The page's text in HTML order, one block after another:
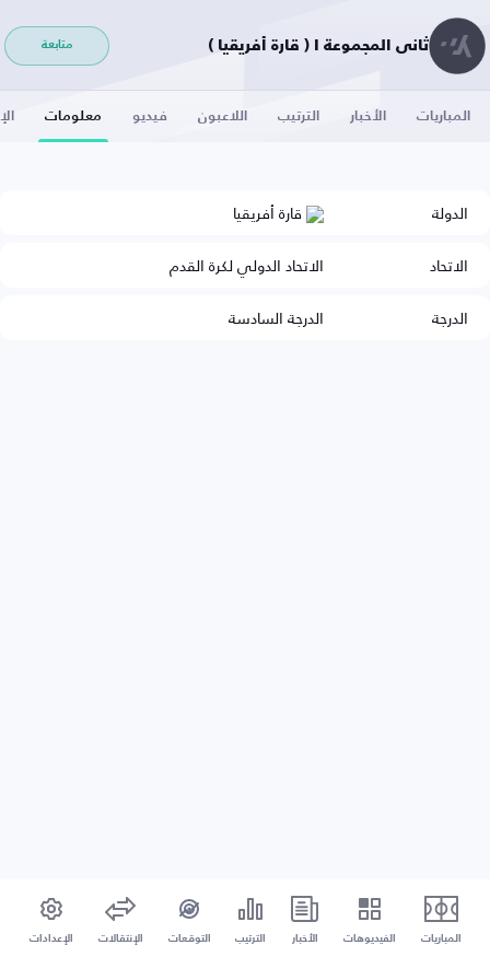
ثاني المجموعة I ( قارة أفريقيا ) متابعة
المباريات الأخبار الترتيب اللاعبون فيديو معلومات
الدولة
قارة أفريقيا
الاتحاد
الاتحاد الدولي لكرة القدم
الدرجة
الدرجة السادسة
المباريات الفيديوهات الأخبار الترتيب التوقعات الإنتقالات الإعدادات